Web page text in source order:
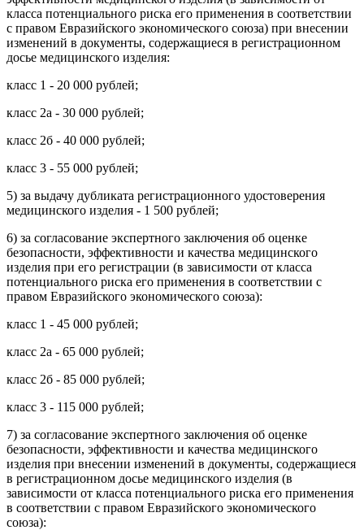
класса потенциального риска его применения в соответствии
с правом Евразийского экономического союза) при внесении
изменений в документы, содержащиеся в регистрационном
досье медицинского изделия:
класс 1 - 20 000 рублей;
класс 2а - 30 000 рублей;
класс 2б - 40 000 рублей;
класс 3 - 55 000 рублей;
5) за выдачу дубликата регистрационного удостоверения
медицинского изделия - 1 500 рублей;
6) за согласование экспертного заключения об оценке
безопасности, эффективности и качества медицинского
изделия при его регистрации (в зависимости от класса
потенциального риска его применения в соответствии с
правом Евразийского экономического союза):
класс 1 - 45 000 рублей;
класс 2а - 65 000 рублей;
класс 2б - 85 000 рублей;
класс 3 - 115 000 рублей;
7) за согласование экспертного заключения об оценке
безопасности, эффективности и качества медицинского
изделия при внесении изменений в документы, содержащиеся
в регистрационном досье медицинского изделия (в
зависимости от класса потенциального риска его применения
в соответствии с правом Евразийского экономического
союза):